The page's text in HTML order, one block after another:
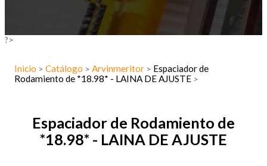
?>
Inicio > Catálogo > Arvinmeritor > Espaciador de
Rodamiento de *18.98* - LAINA DE AJUSTE >
Espaciador de Rodamiento de
*18.98* - LAINA DE AJUSTE